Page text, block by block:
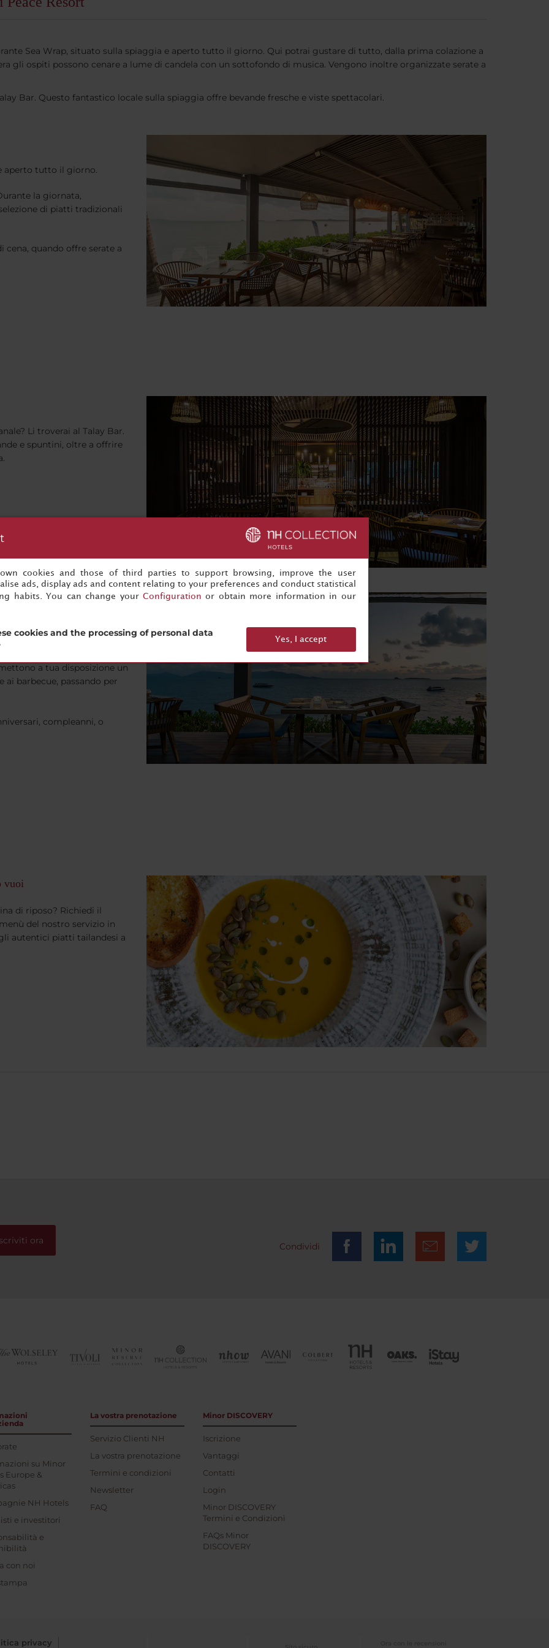
Sea Wrap, situato sulla spiaggia e aperto tutto il giorno. Qui potrai gustare di tutto, dalla prima colazione a
gli ospiti possono cenare a lume di candela con un sottofondo di musica. Vengono inoltre organizzate serate a
Bar. Questo fantastico locale sulla spiaggia offre bevande fresche e viste spettacolari.
aperto tutto il giorno.
la giornata,
di piatti tradizionali
quando offre serate a
Li troverai al Talay Bar.
e spuntini, oltre a offrire
per tutta la vita
qualsiasi location, anche
a tua disposizione un
barbecue, passando per
compleanni, o
vuoi
di riposo? Richiedi il
del nostro servizio in
autentici piatti tailandesi a
ora
Condividi
su Minor
Europe &
NH Hotels
e investitori
e
con noi
La vostra prenotazione
Servizio Clienti NH
La vostra prenotazione
Termini e condizioni
Newsletter
FAQ
Minor DISCOVERY
Iscrizione
Vantaggi
Contatti
Login
Minor DISCOVERY
Termini e Condizioni
FAQs Minor
DISCOVERY
privacy
cookies and those of third parties to support browsing, improve the user
ads, display ads and content relating to your preferences and conduct statistical
habits. You can change your Configuration or obtain more information in our
cookies and the processing of personal data
Yes, I accept